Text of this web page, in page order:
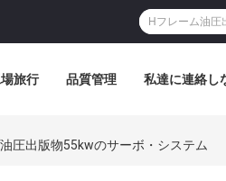
旅行 品質管理 私達に連絡し
圧出版物55kwのサーボ・システム